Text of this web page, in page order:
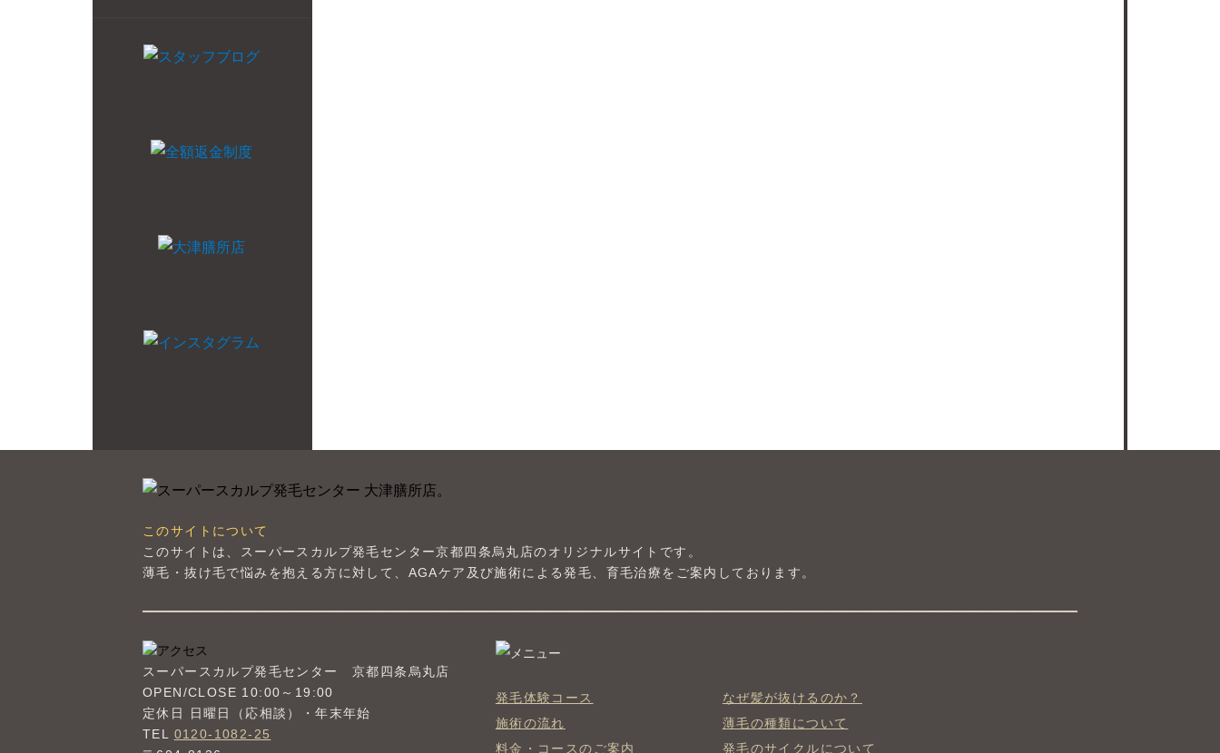
このサイトについて
このサイトは、スーパースカルプ発毛センター京都四条烏丸店のオリジナルサイトです。
薄毛・抜け毛で悩みを抱える方に対して、AGAケア及び施術による発毛、育毛治療をご案内しております。
スーパースカルプ発毛センター 京都四条烏丸店
OPEN/CLOSE 10:00～19:00
定休日 日曜日（応相談）・年末年始
TEL 0120-1082-25
発毛体験コース
施術の流れ
料金・コースのご案内
なぜ髪が抜けるのか？
薄毛の種類について
発毛のサイクルについて